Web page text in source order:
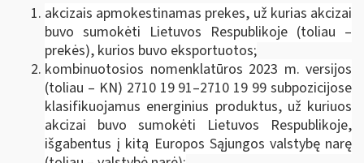
akcizais apmokestinamas prekes, už kurias akcizai
buvo sumokėti Lietuvos Respublikoje (toliau –
prekės), kurios buvo eksportuotos;
kombinuotosios nomenklatūros 2023 m. versijos
(toliau – KN) 2710 19 91‒2710 19 99 subpozicijose
klasifikuojamus energinius produktus, už kuriuos
akcizai buvo sumokėti Lietuvos Respublikoje,
išgabentus į kitą Europos Sąjungos valstybę narę